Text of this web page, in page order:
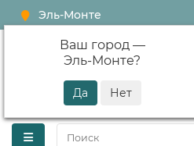
Эль-Монте
Ваш город —
Эль-Монте?